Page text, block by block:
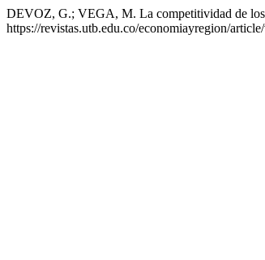
DEVOZ, G.; VEGA, M. La competitividad de los
https://revistas.utb.edu.co/economiayregion/